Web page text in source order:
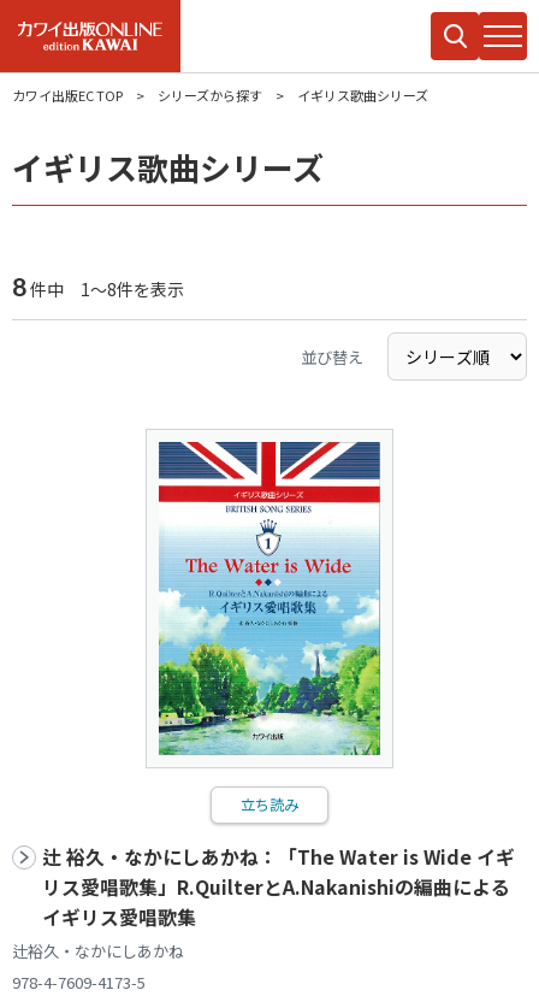
カワイ出版EC TOP シリーズから探す イギリス歌曲シリーズ
イギリス歌曲シリーズ
8件中 1～8件を表示
並び替え
立ち読み
辻 裕久・なかにしあかね：「The Water is Wide イギ
リス愛唱歌集」R.QuilterとA.Nakanishiの編曲による
イギリス愛唱歌集
辻裕久・なかにしあかね
978-4-7609-4173-5